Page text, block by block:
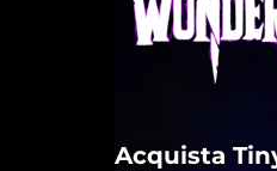
Acquista